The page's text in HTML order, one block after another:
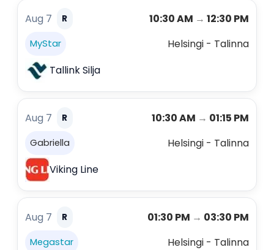
Aug 7 R 10:30 AM → 12:30 PM
MyStar
Helsingi - Talinna
Tallink Silja
Aug 7 R 10:30 AM → 01:15 PM
Gabriella
Helsingi - Talinna
Viking Line
Aug 7 R 01:30 PM → 03:30 PM
Megastar
Helsingi - Talinna